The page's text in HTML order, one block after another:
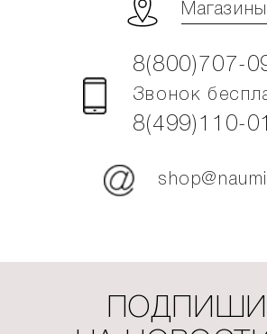
Магазины
8(800)707-
Звонок
8(499)110-